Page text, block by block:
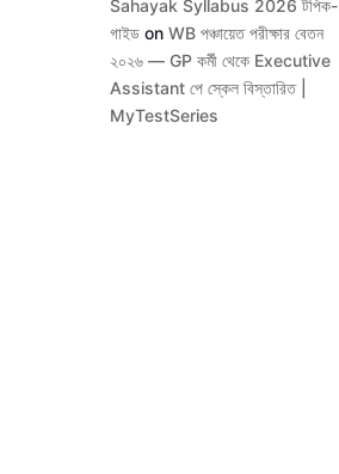
Sahayak Syllabus 2026 টপিক-
গাইড onWB পঞ্চায়েত পরীক্ষার বেতন
২০২৬ — GP কর্মী থেকে Executive
Assistant পে স্কেল বিস্তারিত |
MyTestSeries